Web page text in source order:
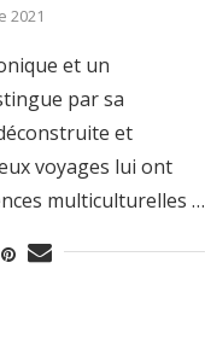
2021
et un
par sa
et
voyages lui ont
multiculturelles …